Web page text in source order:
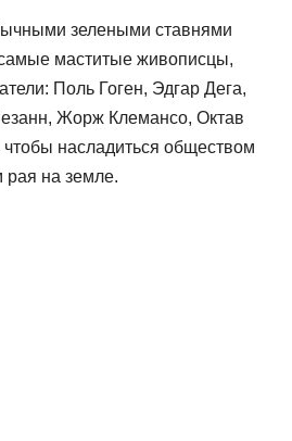
зелеными ставнями
маститые живописцы,
Поль Гоген, Эдгар Дега,
Жорж Клемансо, Октав
насладиться обществом
рая на земле.